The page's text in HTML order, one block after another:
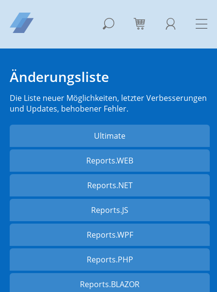
Änderungsliste
Die Liste neuer Möglichkeiten, letzter Verbesserungen
und Updates, behobener Fehler.
Ultimate
Reports.WEB
Reports.NET
Reports.JS
Reports.WPF
Reports.PHP
Reports.BLAZOR